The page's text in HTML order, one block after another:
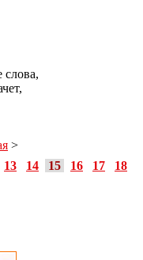
>
13 14 15 16 17
18